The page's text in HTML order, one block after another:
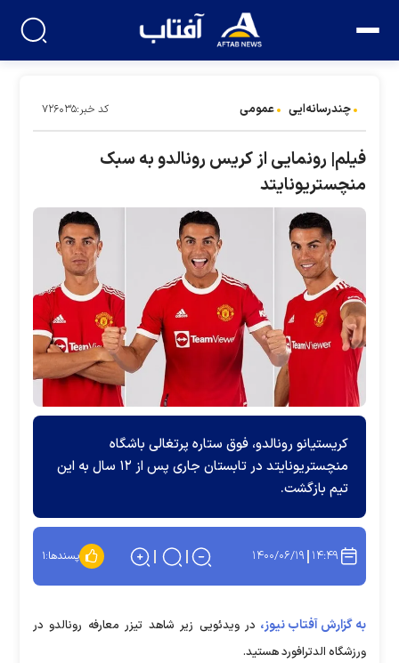
چندرسانه‌ایی عمومی کد خبر:۷۲۶۰۳۵
فیلم| رونمایی از کریس رونالدو به سبک
منچستریونایتد
کریستیانو رونالدو، فوق ستاره پرتغالی باشگاه
منچستریونایتد در تابستان جاری پس از ۱۲ سال به این
تیم بازگشت.
۱۴:۴۹ ۱۴۰۰/۰۶/۱۹ پسندها:۱
به گزارش آفتاب نیوز، در ویدئویی زیر شاهد تیزر معارفه رونالدو در
ورزشگاه الدترافورد هستید.